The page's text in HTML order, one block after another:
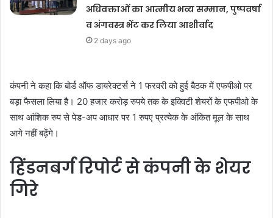
अधिवक्ताओं का आत्मीय भव्य सम्मान, पुष्पवर्षा
व अंगवस्त्र भेंट कर लिया आशीर्वाद
2 days ago
कंपनी ने कहा कि बोर्ड ऑफ डायरेक्टर्स ने 1 फरवरी को हुई बैठक में एफपीओ पर
बड़ा फैसला लिया है। 20 हजार करोड़ रुपये तक के इक्विटी शेयरों के एफपीओ के
साथ आंशिक रुप से पेड-अप आधार पर 1 रुपए प्रत्येक के अंकित मूल के साथ
आगे नहीं बढ़ेंगे।
हिंडनबर्ग रिपोर्ट से कंपनी के शेयर
गिरे